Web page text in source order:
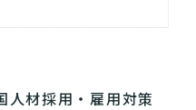
人材採用・雇用対策